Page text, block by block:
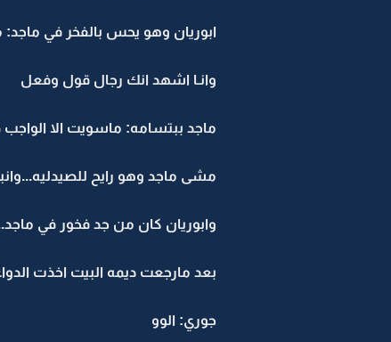
ابوريان وهو يحس بالفخر في ماجد:
وانـا اشهد انك رجال قول وفعل
ماجد ببتسامه: ماسويت الا
مشى ماجد وهو رايح
وابوريان كان من جد فخور في
بعد مارجعت ديمه البيت اخذت
جوري: الوو